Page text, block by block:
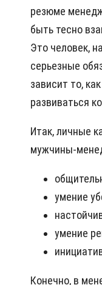
резюме
быть тесно
Это человек,
серьезные
зависит то,
развиваться
Итак, личные
мужчины-
умение
умение
Конечно, в